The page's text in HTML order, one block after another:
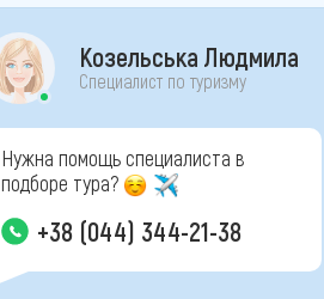
Козельська Людмила
Специалист по туризму
Нужна помощь специалиста в
подборе тура?
+38 (044) 344-21-38